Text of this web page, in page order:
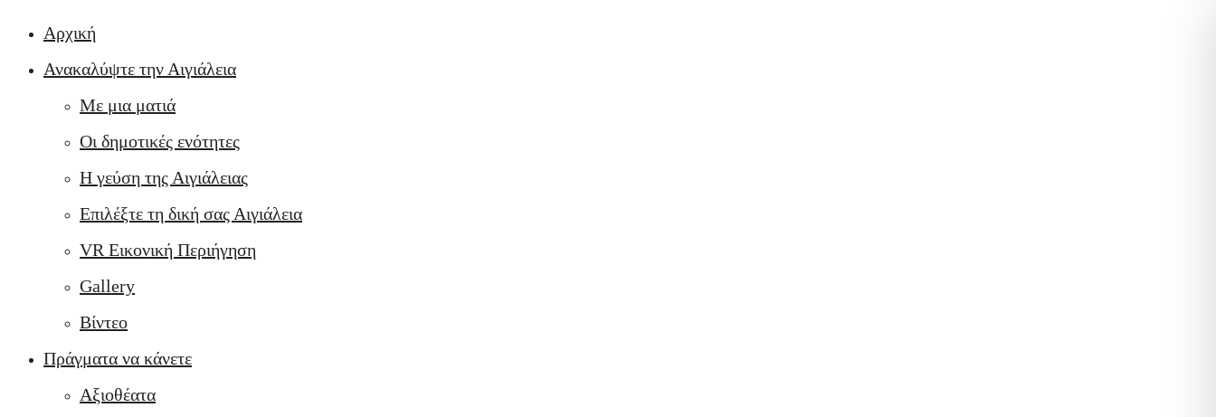
Αρχική
Ανακαλύψτε την Αιγιάλεια
Με μια ματιά
Οι δημοτικές ενότητες
Η γεύση της Αιγιάλειας
Επιλέξτε τη δική σας Αιγιάλεια
VR Εικονική Περιήγηση
Gallery
Βίντεο
Πράγματα να κάνετε
Αξιοθέατα